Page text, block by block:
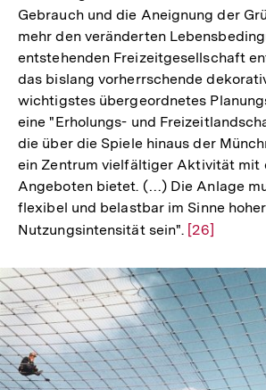
Fußnote
Gebrauch und die Aneignung der
mehr den veränderten
entstehenden Freizeitgesellschaft
das bislang vorherrschende
wichtigstes übergeordnetes
eine "Erholungs- und
die über die Spiele hinaus der
ein Zentrum vielfältiger Aktivität mit
Angeboten bietet. (…) Die Anlage
flexibel und belastbar im Sinne hoher
Nutzungsintensität sein". Zur
der
Fußnote
[26]